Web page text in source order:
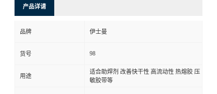
产品详请
品牌 伊士曼
货号 98
用途
适合助焊剂 改善快干性 高流动性 热熔胶 压
敏胶带等